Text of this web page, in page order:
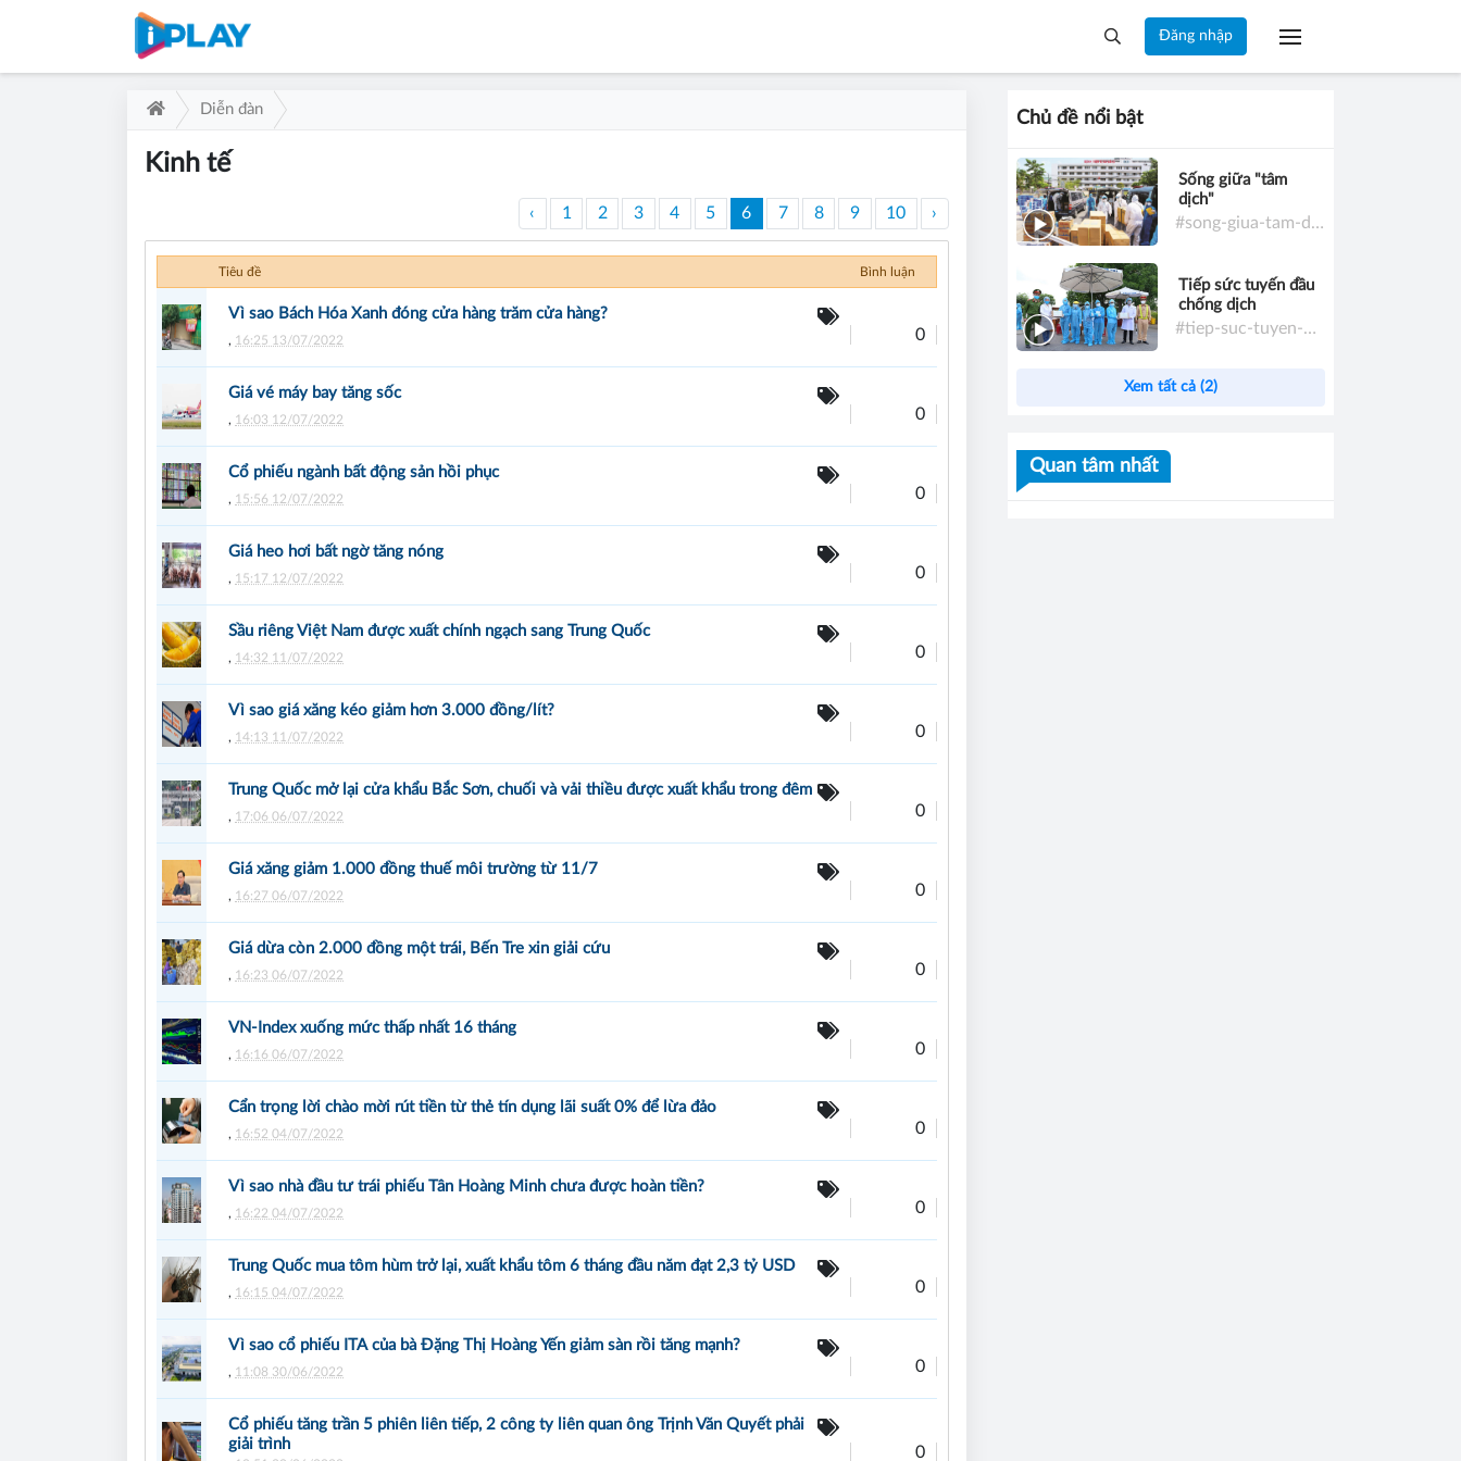
Đăng nhập
Diễn đàn
Kinh tế
‹ 1 2 3 4 5 6 7 8 9 10 ›
Tiêu đề Bình luận
Vì sao Bách Hóa Xanh đóng cửa hàng trăm cửa hàng?
, 16:25 13/07/2022 0
Giá vé máy bay tăng sốc
, 16:03 12/07/2022 0
Cổ phiếu ngành bất động sản hồi phục
, 15:56 12/07/2022 0
Giá heo hơi bất ngờ tăng nóng
, 15:17 12/07/2022 0
Sầu riêng Việt Nam được xuất chính ngạch sang Trung Quốc
, 14:32 11/07/2022 0
Vì sao giá xăng kéo giảm hơn 3.000 đồng/lít?
, 14:13 11/07/2022 0
Trung Quốc mở lại cửa khẩu Bắc Sơn, chuối và vải thiều được xuất khẩu trong đêm
, 17:06 06/07/2022 0
Giá xăng giảm 1.000 đồng thuế môi trường từ 11/7
, 16:27 06/07/2022 0
Giá dừa còn 2.000 đồng một trái, Bến Tre xin giải cứu
, 16:23 06/07/2022 0
VN-Index xuống mức thấp nhất 16 tháng
, 16:16 06/07/2022 0
Cẩn trọng lời chào mời rút tiền từ thẻ tín dụng lãi suất 0% để lừa đảo
, 16:52 04/07/2022 0
Vì sao nhà đầu tư trái phiếu Tân Hoàng Minh chưa được hoàn tiền?
, 16:22 04/07/2022 0
Trung Quốc mua tôm hùm trở lại, xuất khẩu tôm 6 tháng đầu năm đạt 2,3 tỷ USD
, 16:15 04/07/2022 0
Vì sao cổ phiếu ITA của bà Đặng Thị Hoàng Yến giảm sàn rồi tăng mạnh?
, 11:08 30/06/2022 0
Cổ phiếu tăng trần 5 phiên liên tiếp, 2 công ty liên quan ông Trịnh Văn Quyết phải
giải trình
0
Chủ đề nổi bật
Sống giữa "tâm
dịch"
#song-giua-tam-dich
Tiếp sức tuyến đầu
chống dịch
#tiep-suc-tuyen-dau-chong-dich
Xem tất cả (2)
Quan tâm nhất